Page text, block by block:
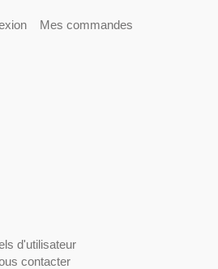
Mes commandes
d'utilisateur
contacter